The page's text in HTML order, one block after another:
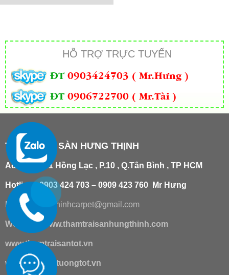
HỖ TRỢ TRỰC TUYẾN
ĐT 0903424703 ( Mr.Hưng )
ĐT 0906722700 ( Mr.Tài )
THẢM TRẢI SÀN HƯNG THỊNH
Add : 181/21 Hồng Lạc , P.10 , Q.Tân Bình , TP HCM
Hotline : 0903 424 703 – 0909 423 760 Mr Hưng
Email : hungthinhcarpet@gmail.com
Website: www.thamtraisanhungthinh.com
www.thamtraisantot.vn
www.giaydantuongtot.vn